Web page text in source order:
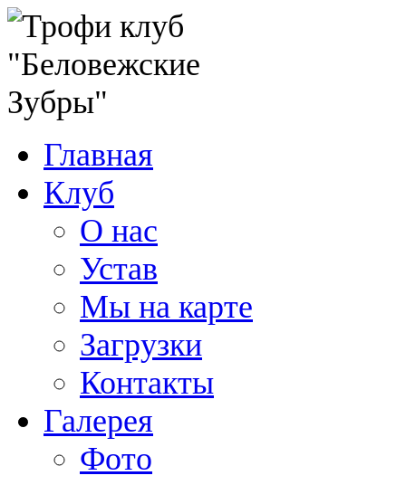
Главная
Клуб
О нас
Устав
Мы на карте
Загрузки
Контакты
Галерея
Фото